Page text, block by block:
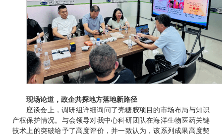
现场论道，政企共探地方落地新路径
座谈会上，调研组详细询问了壳糖胺项目的市场布局与知识
产权保护情况。与会领导对我中心科研团队在海洋生物医药关键
技术上的突破给予了高度评价，并一致认为，该系列成果高度契